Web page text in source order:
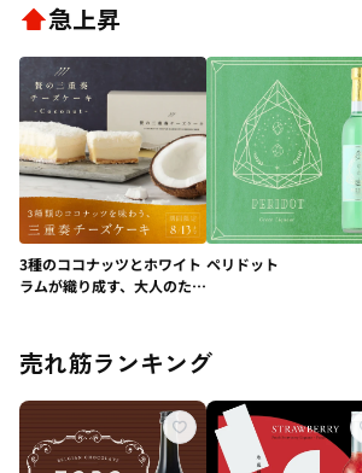
急上昇
3種のココナッツとホワイト
ラムが織り成す、大人のため
Coconut-」
ペリドット
売れ筋ランキング